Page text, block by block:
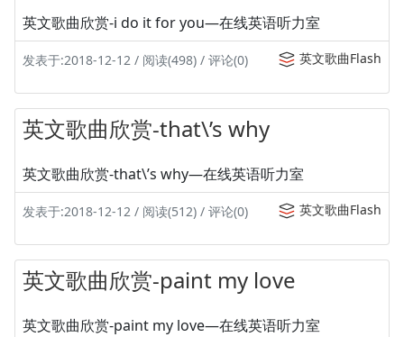
英文歌曲欣赏-i do it for you—在线英语听力室
发表于:2018-12-12 / 阅读(498) / 评论(0) 英文歌曲Flash
英文歌曲欣赏-that\’s why
英文歌曲欣赏-that\’s why—在线英语听力室
发表于:2018-12-12 / 阅读(512) / 评论(0) 英文歌曲Flash
英文歌曲欣赏-paint my love
英文歌曲欣赏-paint my love—在线英语听力室